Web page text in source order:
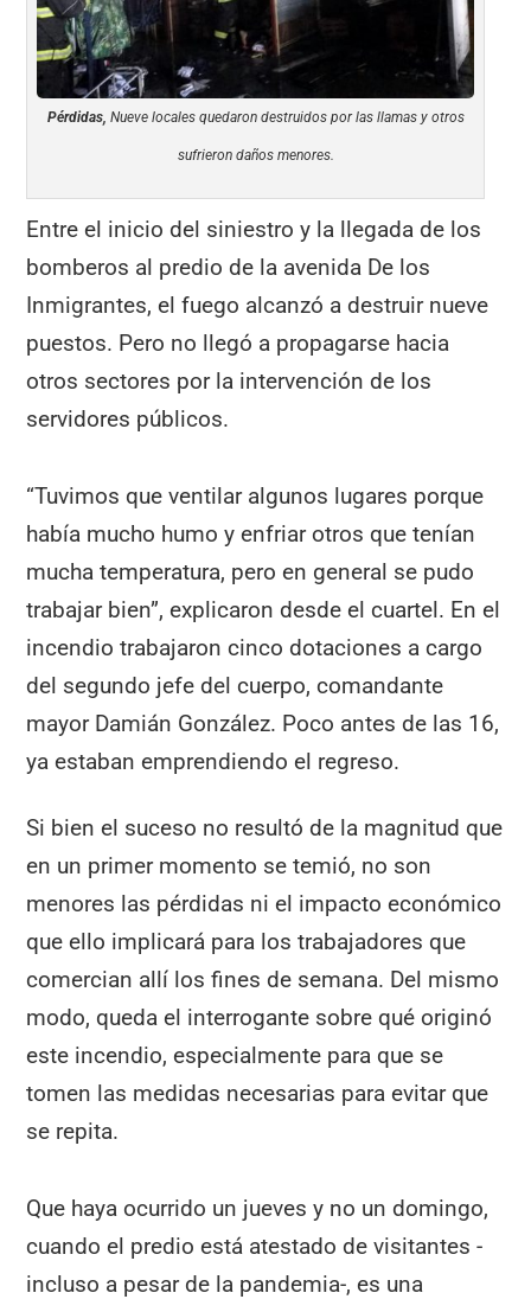
Pérdidas, Nueve locales quedaron destruidos por las llamas y otros
sufrieron daños menores.
Entre el inicio del siniestro y la llegada de los
bomberos al predio de la avenida De los
Inmigrantes, el fuego alcanzó a destruir nueve
puestos. Pero no llegó a propagarse hacia
otros sectores por la intervención de los
servidores públicos.
“Tuvimos que ventilar algunos lugares porque
había mucho humo y enfriar otros que tenían
mucha temperatura, pero en general se pudo
trabajar bien”, explicaron desde el cuartel. En el
incendio trabajaron cinco dotaciones a cargo
del segundo jefe del cuerpo, comandante
mayor Damián González. Poco antes de las 16,
ya estaban emprendiendo el regreso.
Si bien el suceso no resultó de la magnitud que
en un primer momento se temió, no son
menores las pérdidas ni el impacto económico
que ello implicará para los trabajadores que
comercian allí los fines de semana. Del mismo
modo, queda el interrogante sobre qué originó
este incendio, especialmente para que se
tomen las medidas necesarias para evitar que
se repita.
Que haya ocurrido un jueves y no un domingo,
cuando el predio está atestado de visitantes -
incluso a pesar de la pandemia-, es una